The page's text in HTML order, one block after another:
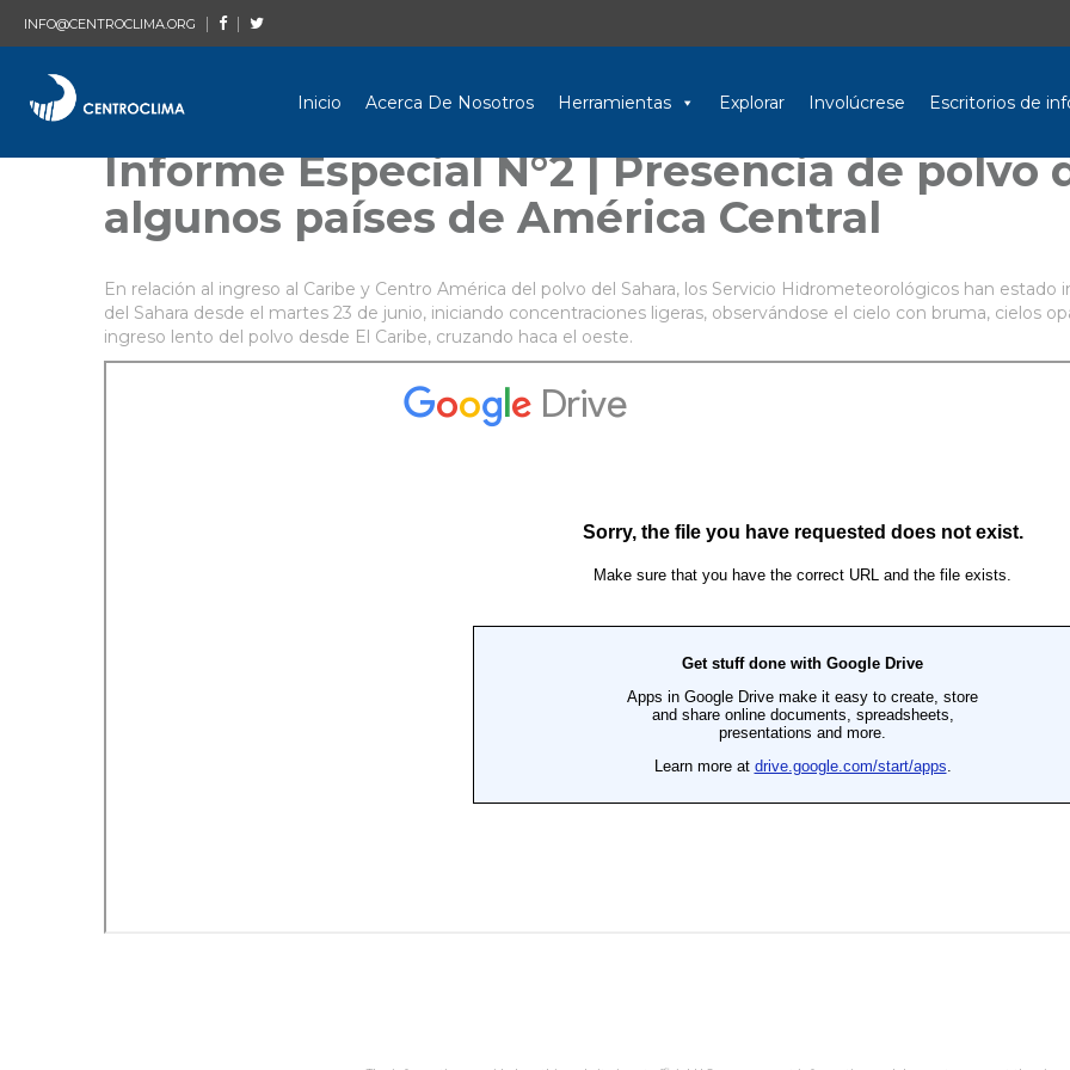
INFO@CENTROCLIMA.ORG | |
Inicio Acerca De Nosotros Herramientas Explorar Involúcrese Escritorios de
Informe Especial N°2 | Presencia de polvo
algunos países de América Central
En relación al ingreso al Caribe y Centro América del polvo del Sahara, los Servicio Hidrometeorológicos han
del Sahara desde el martes 23 de junio, iniciando concentraciones ligeras, observándose el cielo con bruma, cielos
ingreso lento del polvo desde El Caribe, cruzando haca el oeste.